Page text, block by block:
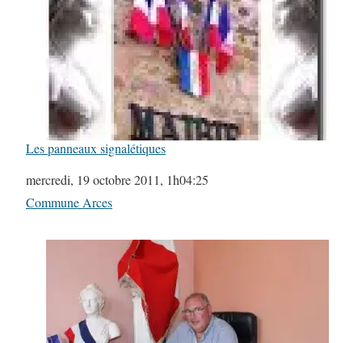
Les panneaux signalétiques
Date
mercredi, 19 octobre 2011, 1h04:25
Par rapport à
Commune Arces